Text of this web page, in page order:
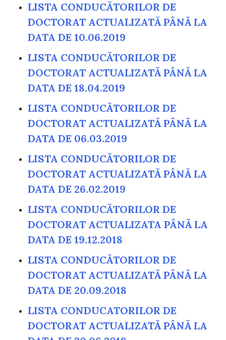
LISTA CONDUCĂTORILOR DE
DOCTORAT ACTUALIZATĂ PÂNĂ LA
DATA DE 10.06.2019
LISTA CONDUCĂTORILOR DE
DOCTORAT ACTUALIZATĂ PÂNĂ LA
DATA DE 18.04.2019
LISTA CONDUCĂTORILOR DE
DOCTORAT ACTUALIZATĂ PÂNĂ LA
DATA DE 06.03.2019
LISTA CONDUCĂTORILOR DE
DOCTORAT ACTUALIZATĂ PÂNĂ LA
DATA DE 26.02.2019
LISTA CONDUCĂTORILOR DE
DOCTORAT ACTUALIZATA PÂNĂ LA
DATA DE 19.12.2018
LISTA CONDUCĂTORILOR DE
DOCTORAT ACTUALIZATĂ PÂNĂ LA
DATA DE 20.09.2018
LISTA CONDUCATORILOR DE
DOCTORAT ACTUALIZATĂ PÂNĂ LA